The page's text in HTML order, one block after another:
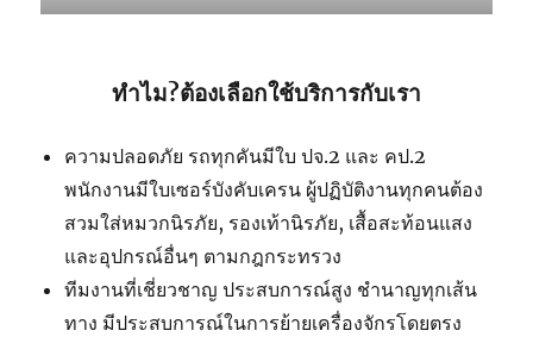
ทำไม?ต้องเลือกใช้บริการกับเรา
ความปลอดภัย รถทุกคันมีใบ ปจ.2 และ คป.2
พนักงานมีใบเซอร์บังคับเครน ผู้ปฏิบัติงานทุกคนต้อง
สวมใส่หมวกนิรภัย, รองเท้านิรภัย, เสื้อสะท้อนแสง
และอุปกรณ์อื่นๆ ตามกฎกระทรวง
ทีมงานที่เชี่ยวชาญ ประสบการณ์สูง ชำนาญทุกเส้น
ทาง มีประสบการณ์ในการย้ายเครื่องจักรโดยตรง